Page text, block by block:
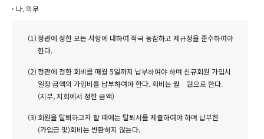
나. 의무
(1)정관에 정한 모든 사항에 대하여 적극 동참하고 제규정을 준수하여야
한다.
(2)정관에 정한 회비를 매월 5일까지 납부하여야 하며 신규회원 가입시
일정 금액의 가입비를 납부하여야 한다.회비는 월 원으로 한다.
(지부, 지회에서 정한 금액)
(3)회원을 탈퇴하고자 할 때에는 탈퇴서를 제출하여야 하며 납부한
(가입금 및)회비는 반환하지 않는다.